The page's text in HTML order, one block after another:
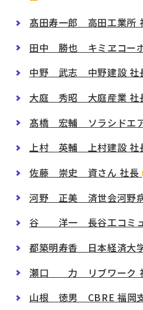
髙田寿一郎 高田工業所
田中 勝也 キミヱコー
中野 武志 中野建設 社
大庭 秀昭 大庭産業 社
髙橋 宏輔 ソラシドエ
上村 英輔 上村建設 社
佐藤 崇史 資さん 社長
河野 正美 済世会河野
谷 洋一 長谷工コミュ
都築明寿香 日本経済大
瀬口 力 リブワーク
山根 徳男 CBRE 福岡